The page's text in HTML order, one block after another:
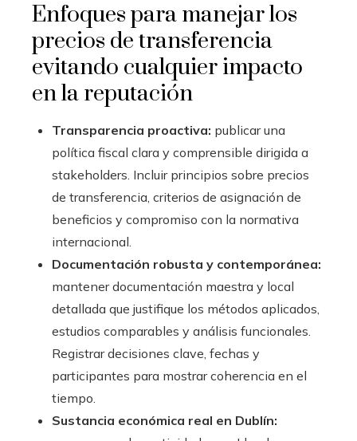
Enfoques para manejar los
precios de transferencia
evitando cualquier impacto
en la reputación
Transparencia proactiva: publicar una
política fiscal clara y comprensible dirigida a
stakeholders. Incluir principios sobre precios
de transferencia, criterios de asignación de
beneficios y compromiso con la normativa
internacional.
Documentación robusta y contemporánea:
mantener documentación maestra y local
detallada que justifique los métodos aplicados,
estudios comparables y análisis funcionales.
Registrar decisiones clave, fechas y
participantes para mostrar coherencia en el
tiempo.
Sustancia económica real en Dublín: